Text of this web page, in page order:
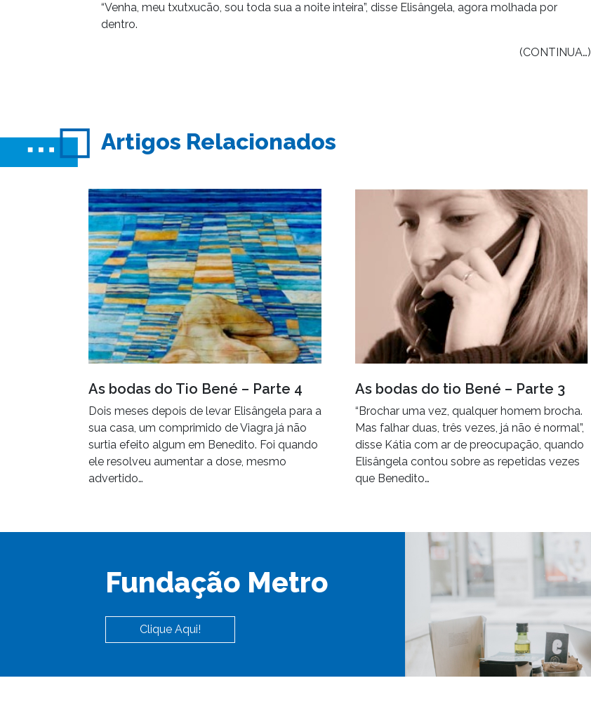
“Venha, meu txutxucão, sou toda sua a noite inteira”, disse Elisângela, agora molhada por
dentro.
(CONTINUA…)
Artigos Relacionados
As bodas do Tio Bené – Parte 4
Dois meses depois de levar Elisângela para a
sua casa, um comprimido de Viagra já não
surtia efeito algum em Benedito. Foi quando
ele resolveu aumentar a dose, mesmo
advertido…
As bodas do tio Bené – Parte 3
“Brochar uma vez, qualquer homem brocha.
Mas falhar duas, três vezes, já não é normal”,
disse Kátia com ar de preocupação, quando
Elisângela contou sobre as repetidas vezes
que Benedito…
Fundação Metro
Clique Aqui!